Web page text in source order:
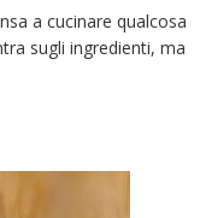
a cucinare qualcosa
sugli ingredienti, ma